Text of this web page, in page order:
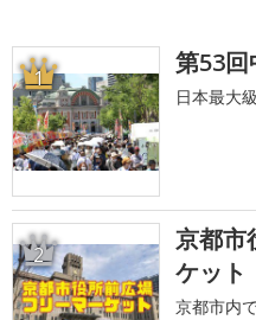
1 第53
日本最大
2
京都市
ケット
京都市内